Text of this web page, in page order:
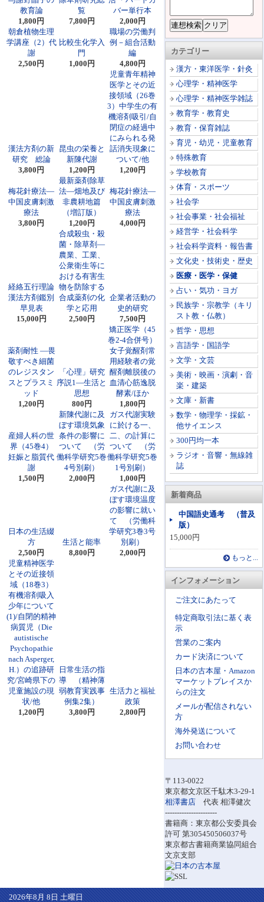
カテゴリー
漢方・東洋医学・針灸
心理学・精神医学
心理学・精神医学雑誌
教育学・教育史
教育・保育雑誌
育児・幼児・児童教育
特殊教育
学校教育
体育・スポーツ
社会学
社会事業・社会福祉
経営学・社会科学
社会科学資料・報告書
文化史・技術史・歴史
医療・医学・保健
占い・気功・ヨガ
民族学・宗教学（キリ
スト教・仏教）
哲学・思想
言語学・国語学
文学・文芸
美術・映画・演劇・音
楽・建築
文庫・新書
数学・物理学・採鉱・
他サイエンス
300円均一本
ラジオ・音響・無線雑
誌
新着商品
中国語史通考 （普及
版）
15,000円
もっと...
インフォメーション
ご注文にあたって
特定商取引法に基く表
示
営業のご案内
カード決済について
日本の古本屋・Amazon
マーケットプレイスか
らの注文
メールが配信されない
方
海外発送について
お問い合わせ
〒113-0022
東京都文京区千駄木3-29-1
相澤書店 代表 相澤健次
----------------------
書籍商：東京都公安委員会
許可 第305450506037号
東京都古書籍商業協同組合
文京支部
教育論
1,800円
覧
7,800円
バー単行本
2,000円
朝倉植物生理
学講座（2）代
謝
2,500円
比較生化学入
門
1,000円
職場の労働判
例－組合活動
編
4,800円
漢法方剤の新
研究 総論
3,800円
昆虫の栄養と
新陳代謝
1,200円
児童青年精神
医学とその近
接領域（26巻
3）中学生の有
機溶剤吸引/自
閉症の経過中
にみられる発
話消失現象に
ついて/他
1,200円
梅花針療法―
中国皮膚刺激
療法
3,800円
最新薬剤除草
法―畑地及び
非農耕地篇
（増訂版）
1,200円
梅花針療法―
中国皮膚刺激
療法
4,000円
経絡五行理論
漢法方剤鑑別
早見表
15,000円
合成殺虫・殺
菌・除草剤―
農業、工業、
公衆衛生等に
おける有害生
物を防除する
合成薬剤の化
学と応用
2,500円
企業者活動の
史的研究
7,500円
薬剤耐性 ―畏
敬すべき細菌
のレジスタン
スとプラスミ
ッド
1,200円
「心理」研究
序説1―生活と
思想
800円
矯正医学（45
巻2-4合併号）
女子覚醒剤常
用経験者の覚
醒剤離脱後の
血清心筋逸脱
酵素/ほか
1,800円
産婦人科の世
界（45巻4）
妊娠と脂質代
謝
1,500円
新陳代謝に及
ぼす環境気象
条件の影響に
ついて （労
働科学研究5巻
4号別刷）
2,000円
ガス代謝実験
に於ける一、
二、の計算に
ついて （労
働科学研究5巻
1号別刷）
1,000円
日本の生活綴
方
2,500円
生活と能率
8,800円
ガス代謝に及
ぼす環境温度
の影響に就い
て （労働科
学研究3巻3号
別刷）
2,000円
児童精神医学
とその近接領
域（18巻3）
有機溶剤吸入
少年について
(1)/自閉的精神
病質児（Die
autistische
Psychopathie
nach Asperger,
H.）の追跡研
究/宮崎県下の
児童施設の現
状/他
1,200円
日常生活の指
導 （精神薄
弱教育実践事
例集2集）
3,800円
生活力と福祉
政策
2,800円
2026年8月 8日 土曜日